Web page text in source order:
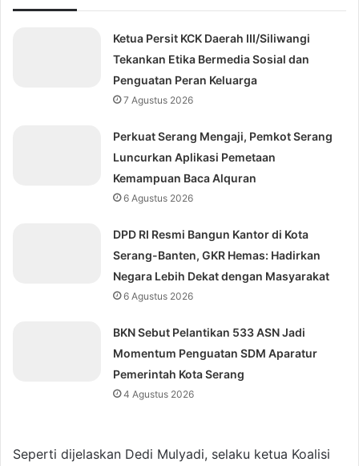
Ketua Persit KCK Daerah III/Siliwangi
Tekankan Etika Bermedia Sosial dan
Penguatan Peran Keluarga
7 Agustus 2026
Perkuat Serang Mengaji, Pemkot Serang
Luncurkan Aplikasi Pemetaan
Kemampuan Baca Alquran
6 Agustus 2026
DPD RI Resmi Bangun Kantor di Kota
Serang-Banten, GKR Hemas: Hadirkan
Negara Lebih Dekat dengan Masyarakat
6 Agustus 2026
BKN Sebut Pelantikan 533 ASN Jadi
Momentum Penguatan SDM Aparatur
Pemerintah Kota Serang
4 Agustus 2026
Seperti dijelaskan Dedi Mulyadi, selaku ketua Koalisi